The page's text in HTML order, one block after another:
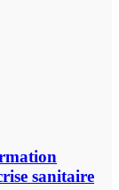
sanitaire